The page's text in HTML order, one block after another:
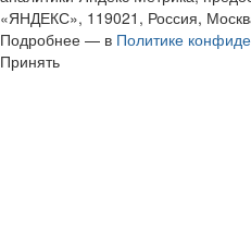
«ЯНДЕКС», 119021, Россия,
Подробнее — в Политике
Принять